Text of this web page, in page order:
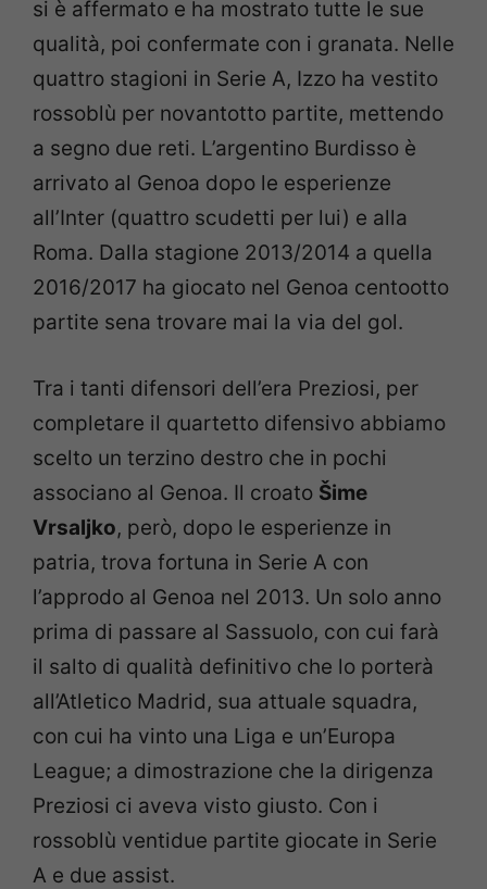
si è affermato e ha mostrato tutte le sue
qualità, poi confermate con i granata. Nelle
quattro stagioni in Serie A, Izzo ha vestito
rossoblù per novantotto partite, mettendo
a segno due reti. L’argentino Burdisso è
arrivato al Genoa dopo le esperienze
all’Inter (quattro scudetti per lui) e alla
Roma. Dalla stagione 2013/2014 a quella
2016/2017 ha giocato nel Genoa centootto
partite sena trovare mai la via del gol.
Tra i tanti difensori dell’era Preziosi, per
completare il quartetto difensivo abbiamo
scelto un terzino destro che in pochi
associano al Genoa. Il croato Šime
Vrsaljko, però, dopo le esperienze in
patria, trova fortuna in Serie A con
l’approdo al Genoa nel 2013. Un solo anno
prima di passare al Sassuolo, con cui farà
il salto di qualità definitivo che lo porterà
all’Atletico Madrid, sua attuale squadra,
con cui ha vinto una Liga e un’Europa
League; a dimostrazione che la dirigenza
Preziosi ci aveva visto giusto. Con i
rossoblù ventidue partite giocate in Serie
A e due assist.